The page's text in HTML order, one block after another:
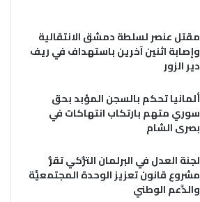
مقتل عنصر لسلطة دمشق الانتقالية
وإصابة اثنين آخرين باستهداف في ريف
دير الزور
ألمانيا تحكم بالسجن المؤبد بحق
سوري متهم بارتكاب انتهاكات في
بصرى الشام
لجنة العدل في البرلمان التُّركي تقرُّ
مشروع قانون تعزيز الوحدة المجتمعيَّة
والدَّعم الوطني